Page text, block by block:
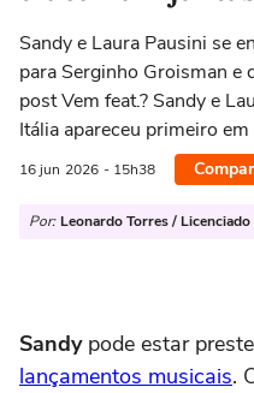
Sandy e Laura Pausini se
para Serginho Groisman e
post Vem feat.? Sandy e
Itália apareceu primeiro em
16 jun 2026 - 15h38
Por: Leonardo Torres /
Sandypode estar
lançamentos musicais.